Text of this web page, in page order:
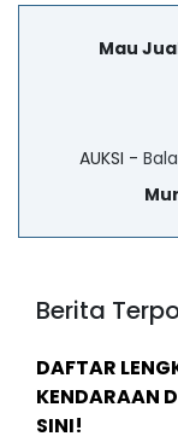
Mau
AUKSI -
Berita
DAFTAR
KENDARAAN
SINI!